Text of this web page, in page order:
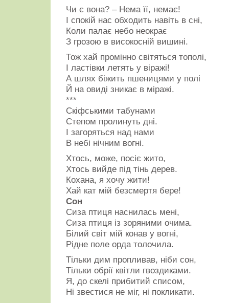
Чи є вона? – Нема її, немає!
І спокій нас обходить навіть в сні,
Коли палає небо неокрає
З грозою в високосній вишині.
Тож хай промінно світяться тополі,
І ластівки летять у віражі!
А шлях біжить пшеницями у полі
Й на овиді зникає в міражі.
***
Скіфськими табунами
Степом пролинуть дні.
І загоряться над нами
В небі нічним вогні.
Хтось, може, посіє жито,
Хтось вийде під тінь дерев.
Кохана, я хочу жити!
Хай кат мій безсмертя бере!
Сон
Сиза птиця наснилась мені,
Сиза птиця із зоряними очима.
Білий світ мій конав у вогні,
Рідне поле орда толочила.
Тільки дим пропливав, ніби сон,
Тільки обрії квітли гвоздиками.
Я, до скелі прибитий списом,
Ні звестися не міг, ні покликати.